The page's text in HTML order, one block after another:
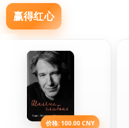
赢得红心
价格: 100.00 CNY